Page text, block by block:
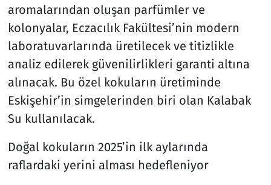
aromalarından oluşan parfümler ve
kolonyalar, Eczacılık Fakültesi’nin modern
laboratuvarlarında üretilecek ve titizlikle
analiz edilerek güvenilirlikleri garanti altına
alınacak. Bu özel kokuların üretiminde
Eskişehir’in simgelerinden biri olan Kalabak
Su kullanılacak.
Doğal kokuların 2025’in ilk aylarında
raflardaki yerini alması hedefleniyor